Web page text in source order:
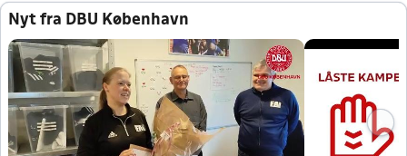
Nyt fra DBU København